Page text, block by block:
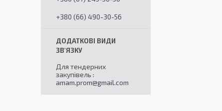
+380 (66) 490-30-56
Для тендерних
закупівель
amam.prom@gmail.com